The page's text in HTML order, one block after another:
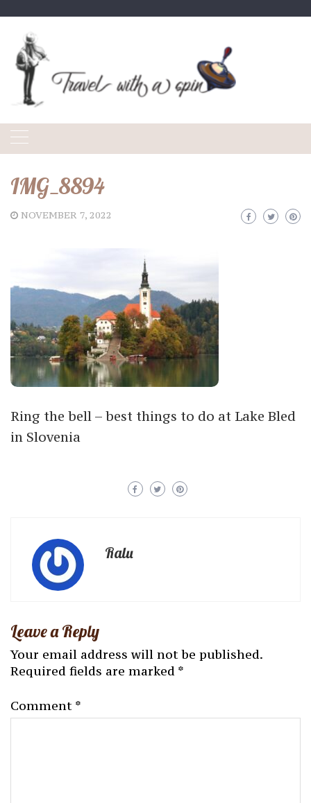
content
IMG_8894
NOVEMBER 7, 2022
Ring the bell – best things to do at Lake Bled
in Slovenia
Ralu
Leave a Reply
Your email address will not be published.
Required fields are marked *
Comment *